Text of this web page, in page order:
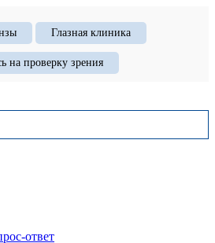
Глазная клиника
на проверку зрения